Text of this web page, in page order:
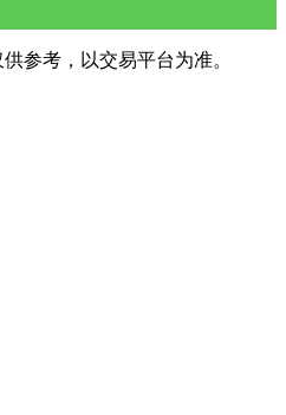
参考，以交易平台为准。